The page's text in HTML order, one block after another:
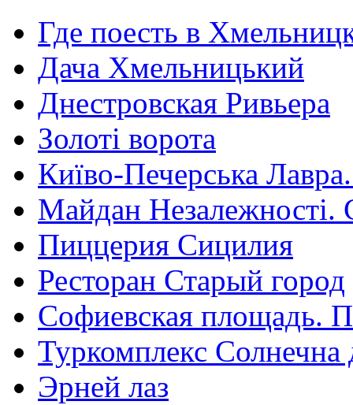
Где поесть в
Дача Хмельницький
Днестровская Ривьера
Золоті ворота
Київо-Печерська
Майдан Незалежності.
Пиццерия Сицилия
Ресторан Старый город
Софиевская площадь.
Туркомплекс Солнечна
Эрней лаз